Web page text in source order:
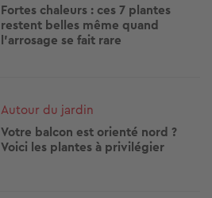
Fortes chaleurs : ces 7 plantes
restent belles même quand
l'arrosage se fait rare
Autour du jardin
Votre balcon est orienté nord ?
Voici les plantes à privilégier